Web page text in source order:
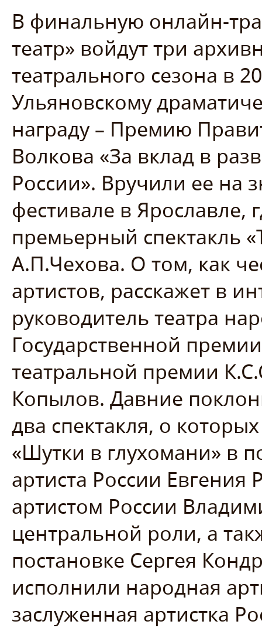
В финальную онлайн-
театр» войдут три
театрального сезона в
Ульяновскому
награду – Премию
Волкова «За вклад в
России». Вручили ее на
фестивале в Ярославле,
премьерный спектакль
А.П.Чехова. О том, как
артистов, расскажет в
руководитель театра
Государственной
театральной премии
Копылов. Давние
два спектакля, о
«Шутки в глухомани» в
артиста России
артистом России
центральной роли, а
постановке Сергея
исполнили народная
заслуженная артистка